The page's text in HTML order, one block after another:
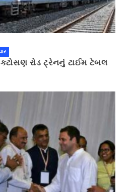
રોડ ટ્રેનનું ટાઈમ ટેબલ